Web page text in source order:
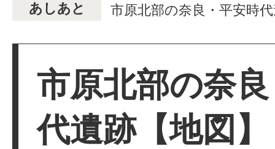
あしあと 市原北部の奈良・平安時
市原北部の奈
代遺跡【地図】